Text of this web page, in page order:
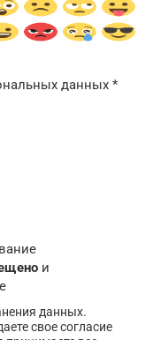
данных *
и
данных.
свое согласие